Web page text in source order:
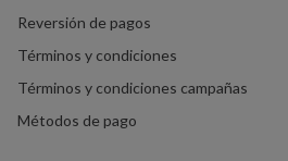
Reversión de pagos
Términos y condiciones
Términos y condiciones campañas
Métodos de pago